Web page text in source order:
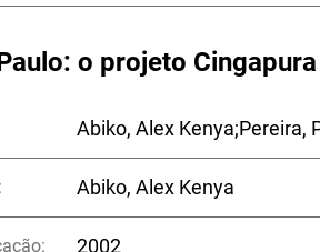
o projeto Cingapura
Abiko, Alex Kenya;Pereira,
Abiko, Alex Kenya
2002